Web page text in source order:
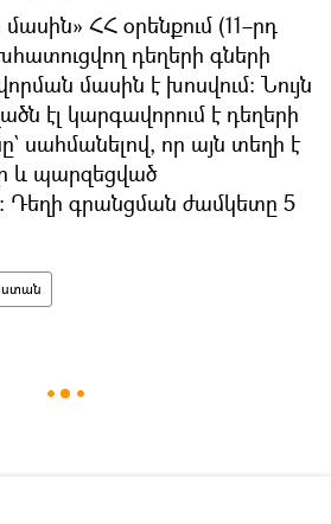
ՀՀ օրենքում (11–րդ
դեղերի գների
մասին է խոսվում։ Նույն
էլ կարգավորում է դեղերի
սահմանելով, որ այն տեղի է
և պարզեցված
Դեղի գրանցման ժամկետը 5